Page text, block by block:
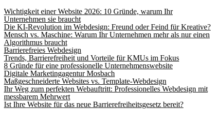
Wichtigkeit einer Website 2026: 10 Gründe, warum Ihr
Unternehmen sie braucht
Die KI-Revolution im Webdesign: Freund oder Feind für Kreative?
Mensch vs. Maschine: Warum Ihr Unternehmen mehr als nur einen
Algorithmus braucht
Barrierefreies Webdesign
Trends, Barrierefreiheit und Vorteile für KMUs im Fokus
8 Gründe für eine professionelle Unternehmenswebsite
Digitale Marketingagentur Mosbach
Maßgeschneiderte Websites vs. Template-Webdesign
Ihr Weg zum perfekten Webauftritt: Professionelles Webdesign mit
messbarem Mehrwert
Ist Ihre Website für das neue Barrierefreiheitsgesetz bereit?